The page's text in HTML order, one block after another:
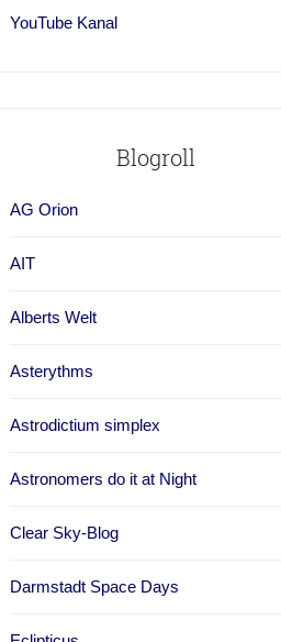
YouTube Kanal
Blogroll
AG Orion
AIT
Alberts Welt
Asterythms
Astrodictium simplex
Astronomers do it at Night
Clear Sky-Blog
Darmstadt Space Days